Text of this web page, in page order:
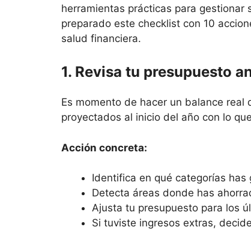
herramientas prácticas para gestionar
preparado este checklist con 10
salud financiera.
1. Revisa tu presupuesto
Es momento de hacer un balance
proyectados al inicio del año con lo
Acción concreta:
Identifica en qué categorías
Detecta áreas donde has
Ajusta tu presupuesto para los
Si tuviste ingresos extras,